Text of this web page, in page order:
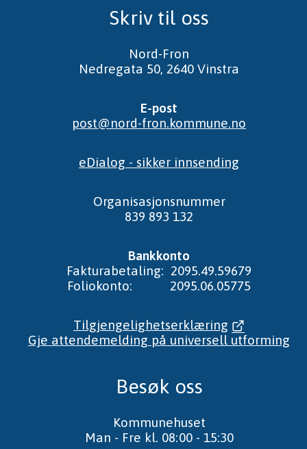
Skriv til oss
Nord-Fron
Nedregata 50, 2640 Vinstra
E-post
post@nord-fron.kommune.no
eDialog - sikker innsending
Organisasjonsnummer
839 893 132
Bankkonto
Fakturabetaling: 2095.49.59679
Foliokonto: 2095.06.05775
Tilgjengelighetserklæring
Gje attendemelding på universell utforming
Besøk oss
Kommunehuset
Man - Fre kl. 08:00 - 15:30